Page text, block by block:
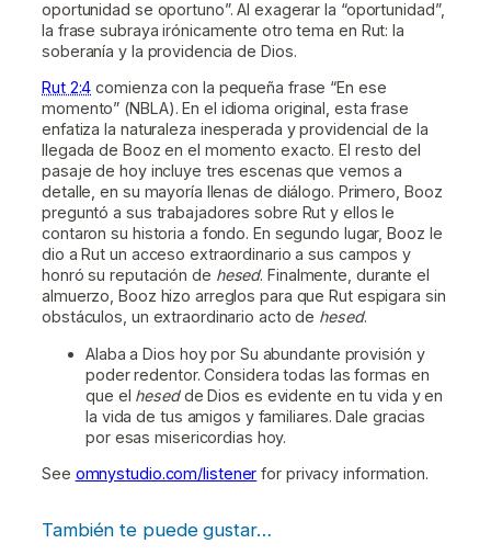
oportunidad se oportuno”. Al exagerar la “oportunidad”,
la frase subraya irónicamente otro tema en Rut: la
soberanía y la providencia de Dios.
Rut 2:4 comienza con la pequeña frase “En ese
momento” (NBLA). En el idioma original, esta frase
enfatiza la naturaleza inesperada y providencial de la
llegada de Booz en el momento exacto. El resto del
pasaje de hoy incluye tres escenas que vemos a
detalle, en su mayoría llenas de diálogo. Primero, Booz
preguntó a sus trabajadores sobre Rut y ellos le
contaron su historia a fondo. En segundo lugar, Booz le
dio a Rut un acceso extraordinario a sus campos y
honró su reputación de hesed. Finalmente, durante el
almuerzo, Booz hizo arreglos para que Rut espigara sin
obstáculos, un extraordinario acto de hesed.
Alaba a Dios hoy por Su abundante provisión y
poder redentor. Considera todas las formas en
que el hesedde Dios es evidente en tu vida y en
la vida de tus amigos y familiares. Dale gracias
por esas misericordias hoy.
See omnystudio.com/listener for privacy information.
También te puede gustar…